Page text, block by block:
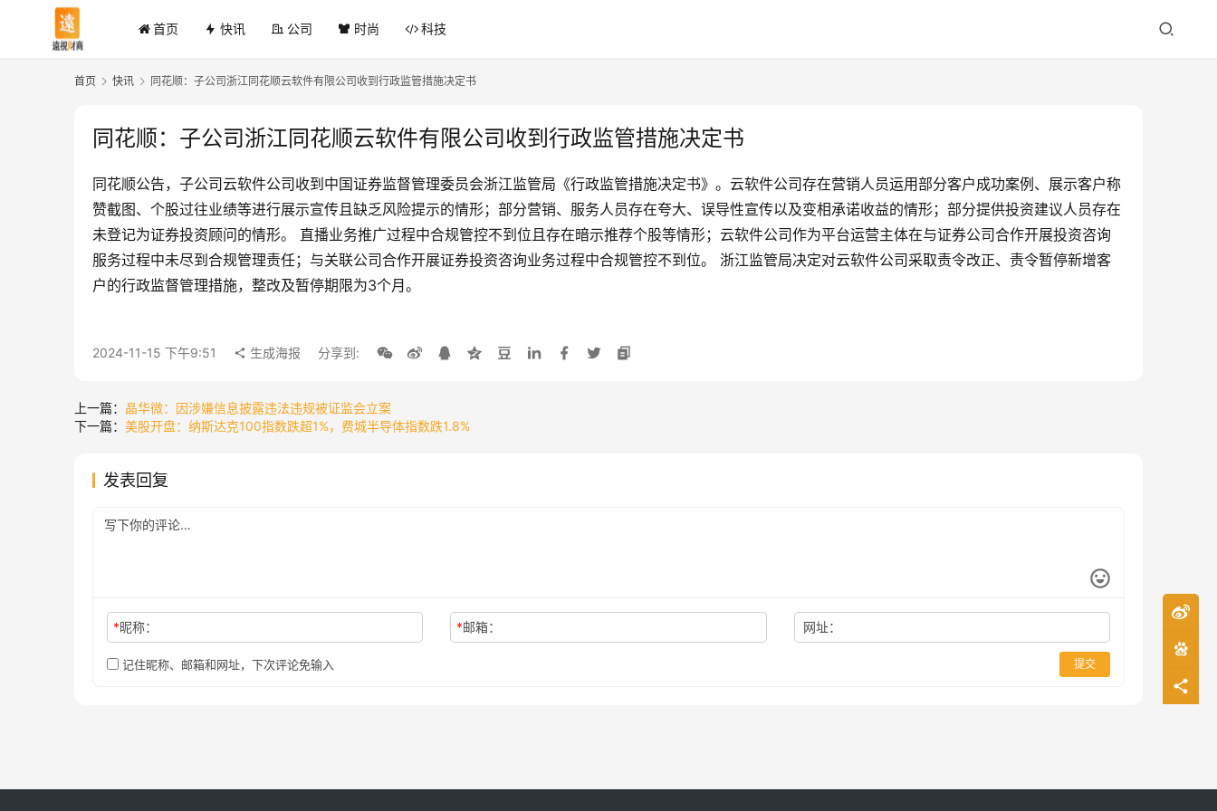
首页 快讯 公司 时尚 科技
首页 快讯 同花顺：子公司浙江同花顺云软件有限公司收到行政监管措施决定书
同花顺：子公司浙江同花顺云软件有限公司收到行政监管措施决定书
同花顺公告，子公司云软件公司收到中国证券监督管理委员会浙江监管局《行政监管措施决定书》。云软件公司存在营销人员运用部分客户成功案例、展示客户称
赞截图、个股过往业绩等进行展示宣传且缺乏风险提示的情形；部分营销、服务人员存在夸大、误导性宣传以及变相承诺收益的情形；部分提供投资建议人员存在
未登记为证券投资顾问的情形。 直播业务推广过程中合规管控不到位且存在暗示推荐个股等情形；云软件公司作为平台运营主体在与证券公司合作开展投资咨询
服务过程中未尽到合规管理责任；与关联公司合作开展证券投资咨询业务过程中合规管控不到位。 浙江监管局决定对云软件公司采取责令改正、责令暂停新增客
户的行政监督管理措施，整改及暂停期限为3个月。
2024-11-15 下午9:51 生成海报 分享到:
上一篇： 晶华微：因涉嫌信息披露违法违规被证监会立案
下一篇： 美股开盘：纳斯达克100指数跌超1%，费城半导体指数跌1.8%
发表回复
*昵称： *邮箱： 网址：
记住昵称、邮箱和网址，下次评论免输入 提交